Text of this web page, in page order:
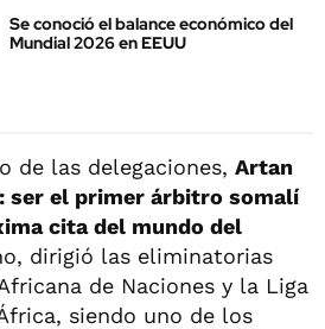
Se conoció el balance económico del
Mundial 2026 en EEUU
de las delegaciones, Artan
ser el primer árbitro somalí
cita del mundo del
dirigió las eliminatorias
de Naciones y la Liga
siendo uno de los